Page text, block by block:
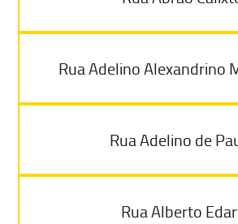
Rua Adelino Alexandrino
Rua Adelino de
Rua Alberto